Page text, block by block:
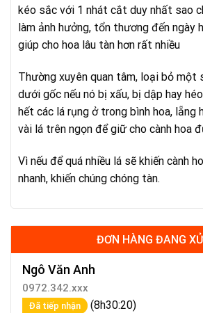
kéo sắc với 1 nhát cắt duy nhất sao
làm ảnh hưởng, tổn thương đến ngày
giúp cho hoa lâu tàn hơn rất nhiều
Thường xuyên quan tâm, loại bỏ một
dưới gốc nếu nó bị xấu, bị dập hay
hết các lá rụng ở trong bình hoa, lẵng
vài lá trên ngọn để giữ cho cành hoa
Vì nếu để quá nhiều lá sẽ khiến cành
nhanh, khiến chúng chóng tàn.
ĐƠN HÀNG ĐANG XỬ
Ngô Văn Anh
0972.342.xxx
Đã tiếp nhận (8h30:20)